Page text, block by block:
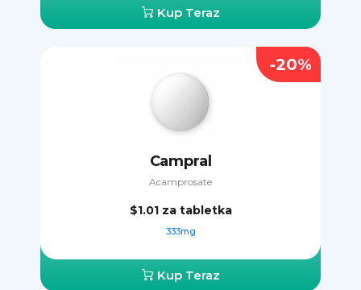
Kup Teraz
Campral
Acamprosate
$1.01 za tabletka
333mg
Kup Teraz
-20%